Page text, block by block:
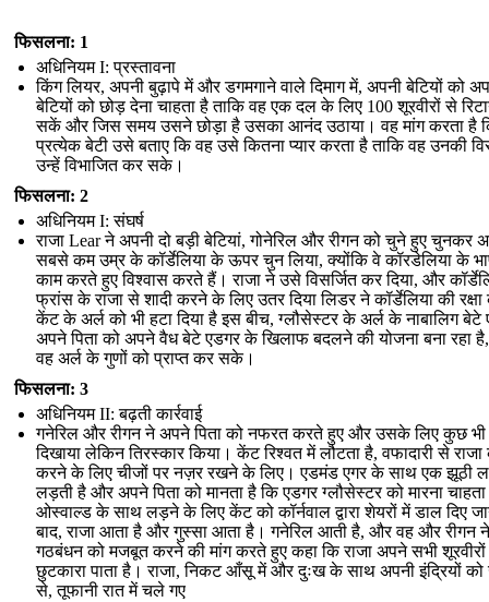
फिसलना: 1
अधिनियम I: प्रस्तावना
किंग लियर, अपनी बुढ़ापे में और डगमगाने वाले दिमाग में, अपनी बेटियों को
बेटियों को छोड़ देना चाहता है ताकि वह एक दल के लिए 100 शूरवीरों से
सकें और जिस समय उसने छोड़ा है उसका आनंद उठाया। वह मांग करता है
प्रत्येक बेटी उसे बताए कि वह उसे कितना प्यार करता है ताकि वह उनकी
उन्हें विभाजित कर सके।
फिसलना: 2
अधिनियम I: संघर्ष
राजा Lear ने अपनी दो बड़ी बेटियां, गोनेरिल और रीगन को चुने हुए चुनकर
सबसे कम उम्र के कॉर्डेलिया के ऊपर चुन लिया, क्योंकि वे कॉरडेलिया के
काम करते हुए विश्वास करते हैं। राजा ने उसे विसर्जित कर दिया, और
फ्रांस के राजा से शादी करने के लिए उतर दिया लिडर ने कॉर्डेलिया की
केंट के अर्ल को भी हटा दिया है इस बीच, ग्लौसेस्टर के अर्ल के नाबालिग बेटे
अपने पिता को अपने वैध बेटे एडगर के खिलाफ बदलने की योजना बना रहा
वह अर्ल के गुणों को प्राप्त कर सके।
फिसलना: 3
अधिनियम II: बढ़ती कार्रवाई
गनेरिल और रीगन ने अपने पिता को नफरत करते हुए और उसके लिए कुछ भी
दिखाया लेकिन तिरस्कार किया। केंट रिश्वत में लौटता है, वफादारी से राजा
करने के लिए चीजों पर नज़र रखने के लिए। एडमंड एगर के साथ एक झूठी
लड़ती है और अपने पिता को मानता है कि एडगर ग्लौसेस्टर को मारना
ओस्वाल्ड के साथ लड़ने के लिए केंट को कॉर्नवाल द्वारा शेयरों में डाल दिए
बाद, राजा आता है और गुस्सा आता है। गनेरिल आती है, और वह और रीगन
गठबंधन को मजबूत करने की मांग करते हुए कहा कि राजा अपने सभी
छुटकारा पाता है। राजा, निकट आँसू में और दुःख के साथ अपनी इंद्रियों को
से, तूफानी रात में चले गए